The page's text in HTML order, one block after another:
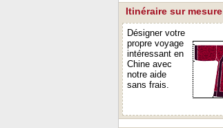
Itinéraire sur mesure
Désigner votre
propre voyage
intéressant en
Chine avec
notre aide
sans frais.